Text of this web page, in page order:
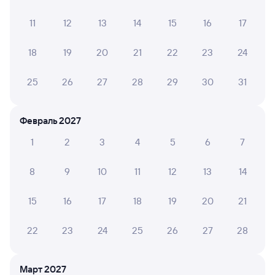
отрицательные мнения
10 ТАТЬЯНА Р.
25 июля 2026 • Поезд 047М
персонал очень вежливый. Всё понравилось.
11 12 13 14 15 16 17
18 19 20 21 22 23 24
25 26 27 28 29 30 31
Февраль 2027
1
2 3 4 5 6 7
8 9 10 11 12 13 14
15 16 17 18 19 20 21
22 23 24 25 26 27 28
Март 2027